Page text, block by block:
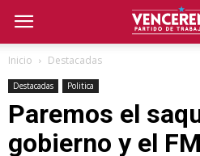
Inicio Destacadas
Destacadas Politica
Paremos el
gobierno y el